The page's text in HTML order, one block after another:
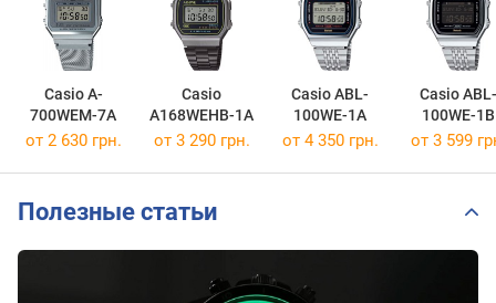
Casio A-
700WEM-7A
Casio
A168WEHB-1A
Casio ABL-
100WE-1A
Casio ABL-
100WE-1B
от 2 630 грн. от 3 290 грн. от 4 350 грн. от 3 599
Полезные статьи